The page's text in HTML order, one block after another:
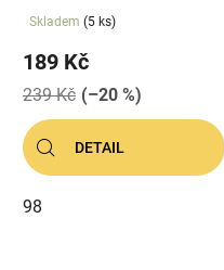
Skladem (5 ks)
189 Kč
239 Kč (–20 %)
DETAIL
98